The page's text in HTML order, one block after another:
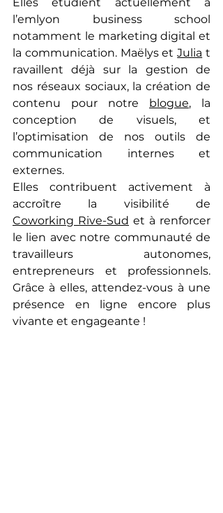
Elles étudient actuellement à
l’emlyon business school
notamment le marketing digital et
la communication. Maëlys et Julia t
ravaillent déjà sur la gestion de
nos réseaux sociaux, la création de
contenu pour notre
blogue, la
conception de visuels, et
l’optimisation de nos outils de
communication internes et
externes.
Elles contribuent activement à
Coworking Rive-Sud et à renforcer
le lien avec notre communauté de
travailleurs autonomes,
entrepreneurs et professionnels.
Grâce à elles, attendez-vous à une
présence en ligne encore plus
vivante et engageante !